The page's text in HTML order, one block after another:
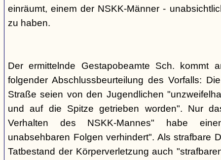
einräumt, einem der NSKK-Männer -
zu haben.
Der ermittelnde Gestapobeamte Sch. kommt
folgender Abschlussbeurteilung des Vorfalls:
Straße seien von den Jugendlichen
und auf die Spitze getrieben worden". Nur
Verhalten des NSKK-Mannes" habe
unabsehbaren Folgen verhindert". Als strafbare
Tatbestand der Körperverletzung auch